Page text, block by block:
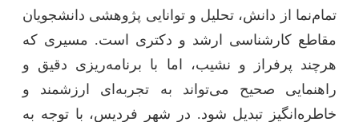
تمام‌نما از دانش، تحلیل و توانایی پژوهشی دانشجویان
مقاطع کارشناسی ارشد و دکتری است. مسیری که
هرچند پرفراز و نشیب، اما با برنامه‌ریزی دقیق و
راهنمایی صحیح می‌تواند به تجربه‌ای ارزشمند و
خاطره‌انگیز تبدیل شود. در شهر فردیس، با توجه به